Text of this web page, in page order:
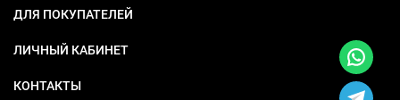
ДЛЯ ПОКУПАТЕЛЕЙ
ЛИЧНЫЙ КАБИНЕТ
КОНТАКТЫ